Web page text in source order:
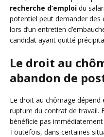
recherche d’emploi du
potentiel peut demander
lors d’un entretien
candidat ayant quitté
Le droit au
abandon de
Le droit au chômage
rupture du contrat de travail.
bénéficie pas
Toutefois, dans certaines